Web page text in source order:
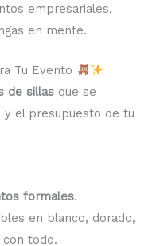
empresariales,
en mente.
Tu Evento
de sillas que se
y el presupuesto de tu
formales.
en blanco, dorado,
todo.